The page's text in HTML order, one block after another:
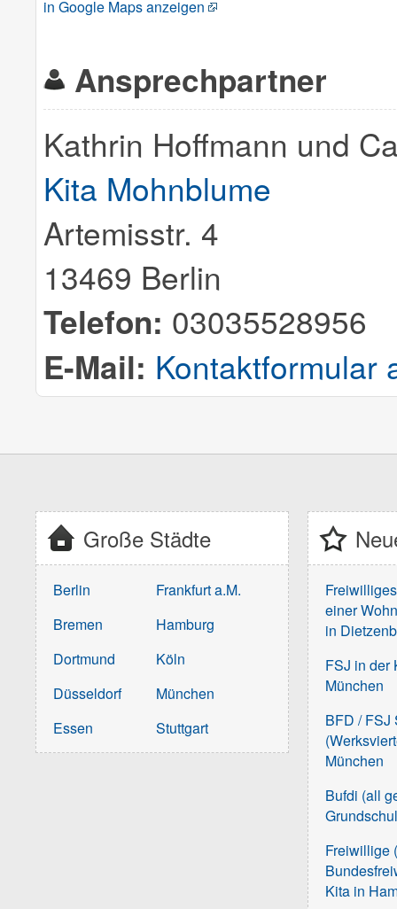
in Google Maps anzeigen
Ansprechpartner
Kathrin Hoffmann und
Kita Mohnblume
Artemisstr. 4
13469 Berlin
Telefon: 03035528956
E-Mail: Kontaktformular
Große Städte
Berlin
Bremen
Dortmund
Düsseldorf
Essen
Frankfurt a.M.
Hamburg
Köln
München
Stuttgart
einer
in
FSJ in der
München
BFD / FSJ
München
Bufdi (all
Freiwillige
Kita in